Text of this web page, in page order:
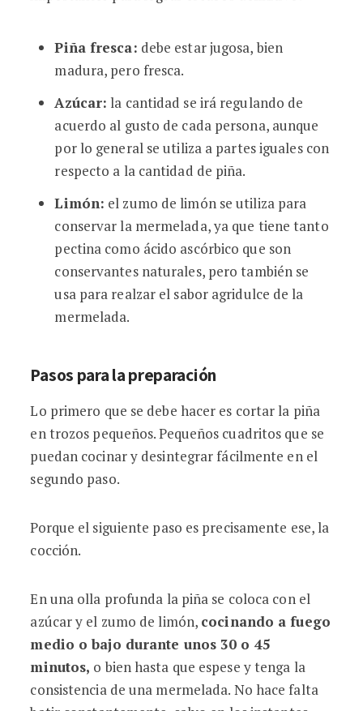
Piña fresca: debe estar jugosa, bien
madura, pero fresca.
Azúcar: la cantidad se irá regulando de
acuerdo al gusto de cada persona, aunque
por lo general se utiliza a partes iguales con
respecto a la cantidad de piña.
Limón: el zumo de limón se utiliza para
conservar la mermelada, ya que tiene tanto
pectina como ácido ascórbico que son
conservantes naturales, pero también se
usa para realzar el sabor agridulce de la
mermelada.
Pasos para la preparación
Lo primero que se debe hacer es cortar la piña
en trozos pequeños. Pequeños cuadritos que se
puedan cocinar y desintegrar fácilmente en el
segundo paso.
Porque el siguiente paso es precisamente ese, la
cocción.
En una olla profunda la piña se coloca con el
azúcar y el zumo de limón, cocinando a fuego
medio o bajo durante unos 30 o 45
minutos, o bien hasta que espese y tenga la
consistencia de una mermelada. No hace falta